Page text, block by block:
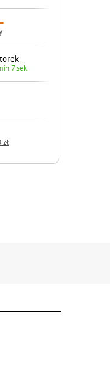
5 sek